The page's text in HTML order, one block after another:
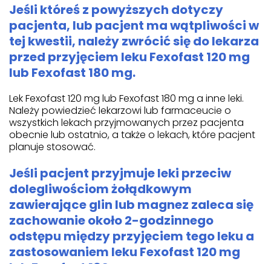
Jeśli któreś z powyższych dotyczy
pacjenta, lub pacjent ma wątpliwości w
tej kwestii, należy zwrócić się do lekarza
przed przyjęciem leku Fexofast 120 mg
lub Fexofast 180 mg.
Lek Fexofast 120 mg lub Fexofast 180 mg a inne leki.
Należy powiedzieć lekarzowi lub farmaceucie o
wszystkich lekach przyjmowanych przez pacjenta
obecnie lub ostatnio, a także o lekach, które pacjent
planuje stosować.
Jeśli pacjent przyjmuje leki przeciw
dolegliwościom żołądkowym
zawierające glin lub magnez zaleca się
zachowanie około 2-godzinnego
odstępu między przyjęciem tego leku a
zastosowaniem leku Fexofast 120 mg